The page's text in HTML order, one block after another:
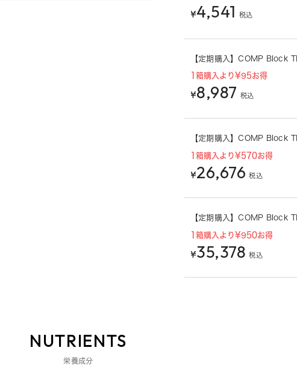
¥4,541 税込
【定期購入】COMP Block
1箱購入より¥95お得
¥8,987 税込
【定期購入】COMP Block
1箱購入より¥570お得
¥26,676 税込
【定期購入】COMP Block
1箱購入より¥950お得
¥35,378 税込
NUTRIENTS
栄養成分